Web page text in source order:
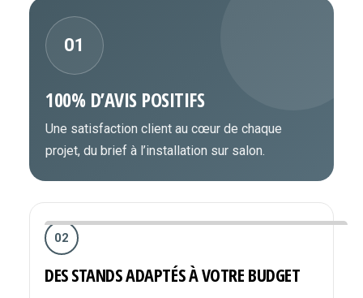
01
100% D’AVIS POSITIFS
Une satisfaction client au cœur de chaque
projet, du brief à l’installation sur salon.
02
DES STANDS ADAPTÉS À VOTRE BUDGET